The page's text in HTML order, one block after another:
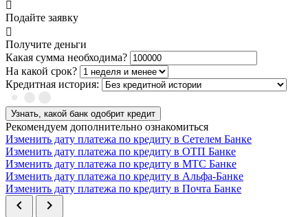
Подайте заявку
Получите деньги
Какая сумма необходима?
На какой срок?
Кредитная история:
Узнать, какой банк одобрит кредит
Рекомендуем дополнительно ознакомиться
Изменить дату платежа по кредиту в Сетелем Банке
Изменить дату платежа по кредиту в ОТП Банке
Изменить дату платежа по кредиту в МТС Банке
Изменить дату платежа по кредиту в Альфа-Банке
Изменить дату платежа по кредиту в Почта Банке
chevron_left chevron_right